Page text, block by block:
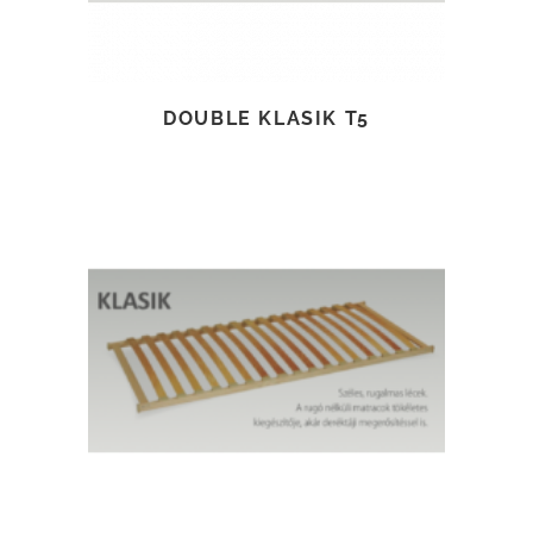
DOUBLE KLASIK T5
TOVÁBB OLVASOM